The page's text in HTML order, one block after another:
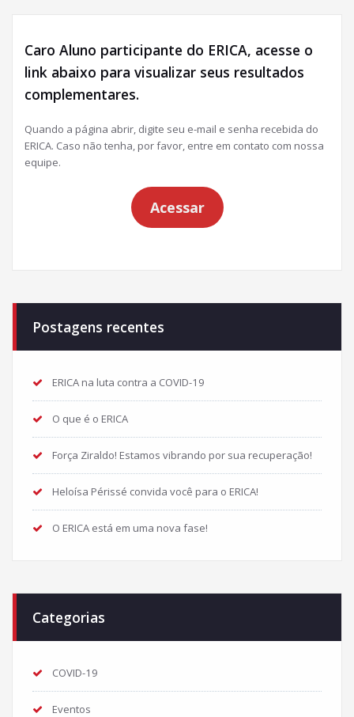
Caro Aluno participante do ERICA, acesse o
link abaixo para visualizar seus resultados
complementares.
Quando a página abrir, digite seu e-mail e senha recebida do
ERICA. Caso não tenha, por favor, entre em contato com nossa
equipe.
Acessar
Postagens recentes
ERICA na luta contra a COVID-19
O que é o ERICA
Força Ziraldo! Estamos vibrando por sua recuperação!
Heloísa Périssé convida você para o ERICA!
O ERICA está em uma nova fase!
Categorias
COVID-19
Eventos